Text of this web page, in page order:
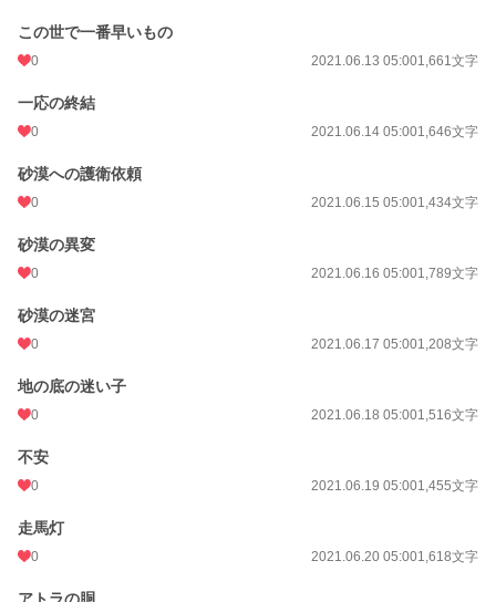
この世で一番早いもの
0 2021.06.13 05:001,661文字
一応の終結
0 2021.06.14 05:001,646文字
砂漠への護衛依頼
0 2021.06.15 05:001,434文字
砂漠の異変
0 2021.06.16 05:001,789文字
砂漠の迷宮
0 2021.06.17 05:001,208文字
地の底の迷い子
0 2021.06.18 05:001,516文字
不安
0 2021.06.19 05:001,455文字
走馬灯
0 2021.06.20 05:001,618文字